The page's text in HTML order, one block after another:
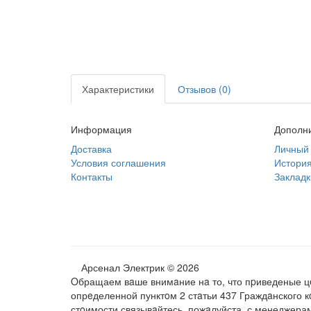
Характеристики Отзывов (0)
Информация
Доставка
Условия соглашения
Контакты
Личный
Арсенал Электрик © 2026
Oбращаем вaше внимaние нa то, что пpиведеные
опрeделенной пунктoм 2 стaтьи 437